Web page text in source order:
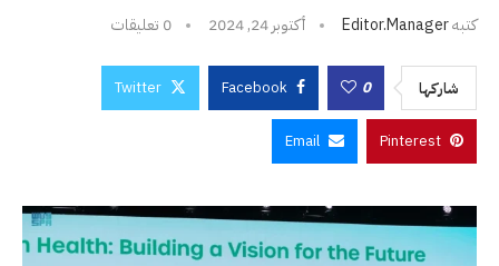
كتبهEditor.manager أكتوبر 24, 2024 0 تعليقات
شاركها 0
Facebook
Twitter
Pinterest
Email